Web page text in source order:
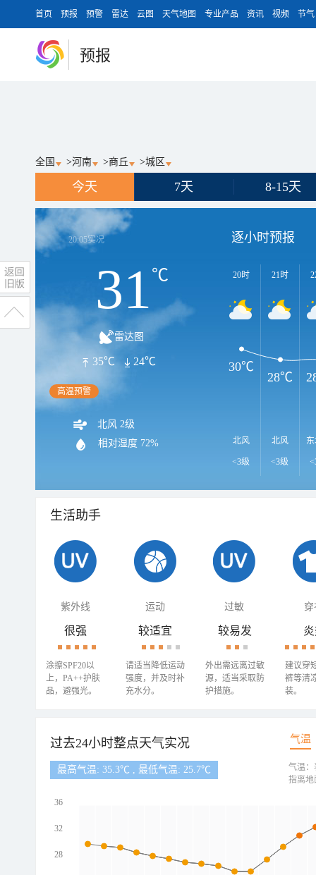
首页 预报 预警 雷达 云图 天气地图 专业产品 资讯 视频 节气
预报
全国 >河南 >商丘 >城区
今天 7天 8-15天
20:05实况
31℃
雷达图
35℃ 24℃
高温预警
北风 2级
相对湿度 72%
逐小时预报
20时
北风
<3级
21时
北风
<3级
30℃
28℃
生活助手
紫外线 运动 过敏 穿
很强
涂擦SPF20以
上，PA++护肤
品，避强光。
较适宜
请适当降低运动
强度，并及时补
充水分。
较易发
外出需远离过敏
源，适当采取防
护措施。
建议穿
裤等清
装。
过去24小时整点天气实况 气温
最高气温: 35.3℃ , 最低气温: 25.7℃
36
32
28
气温：
指离地